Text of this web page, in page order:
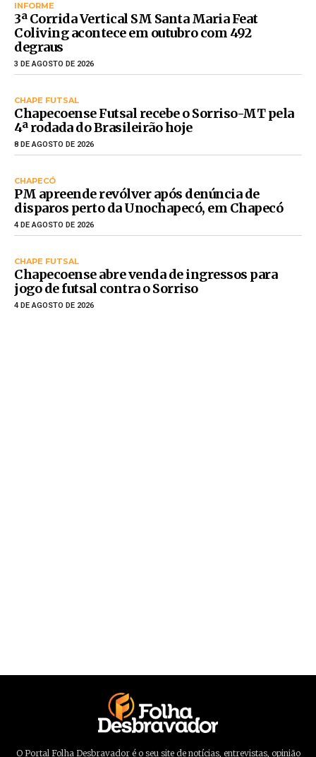
INFORME
3ª Corrida Vertical SM Santa Maria Feat
Coliving acontece em outubro com 492
degraus
3 DE AGOSTO DE 2026
CHAPE FUTSAL
Chapecoense Futsal recebe o Sorriso-MT pela
4ª rodada do Brasileirão hoje
8 DE AGOSTO DE 2026
CHAPECÓ
PM apreende revólver após denúncia de
disparos perto da Unochapecó, em Chapecó
4 DE AGOSTO DE 2026
CHAPE FUTSAL
Chapecoense abre venda de ingressos para
jogo de futsal contra o Sorriso
4 DE AGOSTO DE 2026
O Portal Folha Desbravador é o seu site de notícias, entrevistas, opinião